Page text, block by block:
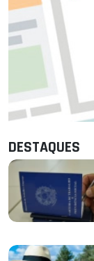
DESTAQUES